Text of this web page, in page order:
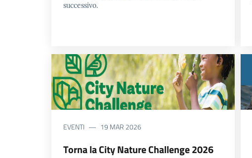
successivo.
EVENTI 19 MAR 2026
Torna la City Nature Challenge 2026